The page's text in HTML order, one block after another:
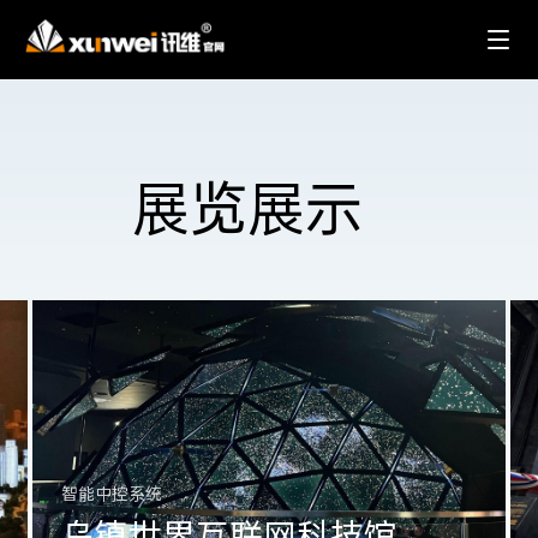
展览展示
智能中控系统